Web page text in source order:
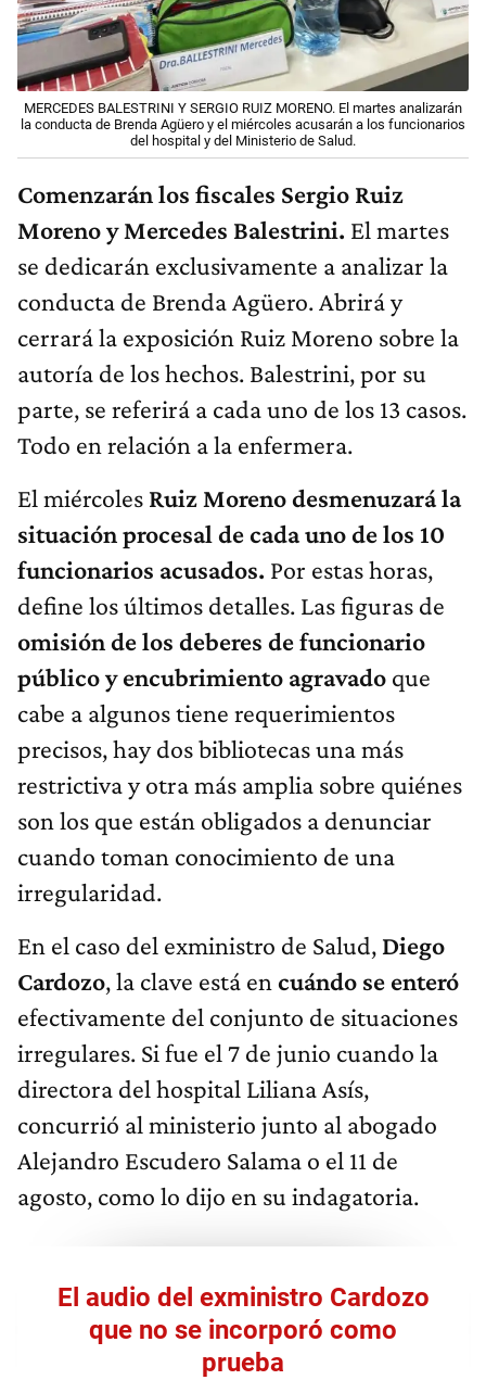
MERCEDES BALESTRINI Y SERGIO RUIZ MORENO. El martes analizarán
la conducta de Brenda Agüero y el miércoles acusarán a los funcionarios
del hospital y del Ministerio de Salud.
Comenzarán los fiscales Sergio Ruiz
Moreno y Mercedes Balestrini. El martes
se dedicarán exclusivamente a analizar la
conducta de Brenda Agüero. Abrirá y
cerrará la exposición Ruiz Moreno sobre la
autoría de los hechos. Balestrini, por su
parte, se referirá a cada uno de los 13 casos.
Todo en relación a la enfermera.
El miércoles Ruiz Moreno desmenuzará la
situación procesal de cada uno de los 10
funcionarios acusados. Por estas horas,
define los últimos detalles. Las figuras de
omisión de los deberes de funcionario
público y encubrimiento agravado que
cabe a algunos tiene requerimientos
precisos, hay dos bibliotecas una más
restrictiva y otra más amplia sobre quiénes
son los que están obligados a denunciar
cuando toman conocimiento de una
irregularidad.
En el caso del exministro de Salud, Diego
Cardozo, la clave está en cuándo se enteró
efectivamente del conjunto de situaciones
irregulares. Si fue el 7 de junio cuando la
directora del hospital Liliana Asís,
concurrió al ministerio junto al abogado
Alejandro Escudero Salama o el 11 de
agosto, como lo dijo en su indagatoria.
El audio del exministro Cardozo
que no se incorporó como
prueba